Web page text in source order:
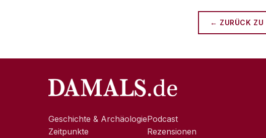
← ZURÜCK ZU
Geschichte & Archäologie
Zeitpunkte
Podcast
Rezensionen